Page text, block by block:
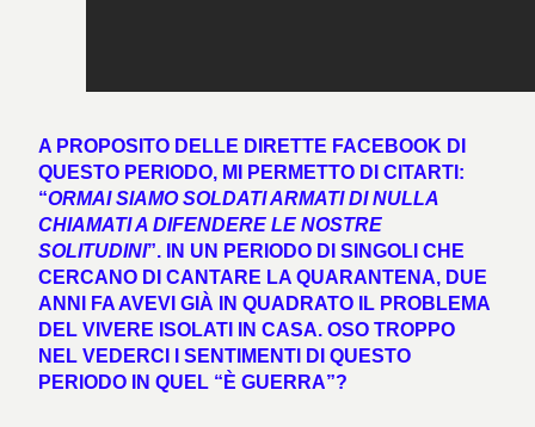
A PROPOSITO DELLE DIRETTE FACEBOOK DI
QUESTO PERIODO, MI PERMETTO DI CITARTI:
“ORMAI SIAMO SOLDATI ARMATI DI NULLA
CHIAMATI A DIFENDERE LE NOSTRE
SOLITUDINI”. IN UN PERIODO DI SINGOLI CHE
CERCANO DI CANTARE LA QUARANTENA, DUE
ANNI FA AVEVI GIÀ IN QUADRATO IL PROBLEMA
DEL VIVERE ISOLATI IN CASA. OSO TROPPO
NEL VEDERCI I SENTIMENTI DI QUESTO
PERIODO IN QUEL “È GUERRA”?